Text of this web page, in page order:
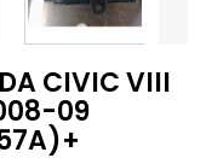
CIVIC VIII
09